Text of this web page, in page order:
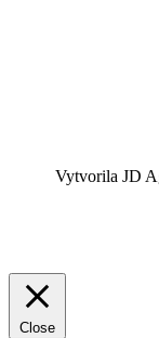
Vytvorila JD
Close